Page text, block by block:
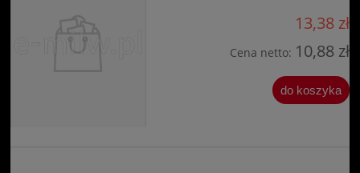
13,38 zł
Cena netto: 10,88 zł
do koszyka